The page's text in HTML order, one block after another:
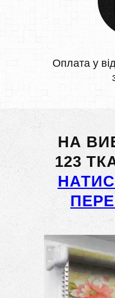
Оплата у
НА
123